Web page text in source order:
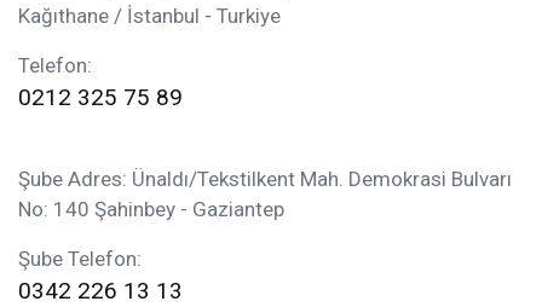
Kağıthane / İstanbul - Turkiye
Telefon:
0212 325 75 89
Şube Adres: Ünaldı/Tekstilkent Mah. Demokrasi Bulvarı
No: 140 Şahinbey - Gaziantep
Şube Telefon:
0342 226 13 13